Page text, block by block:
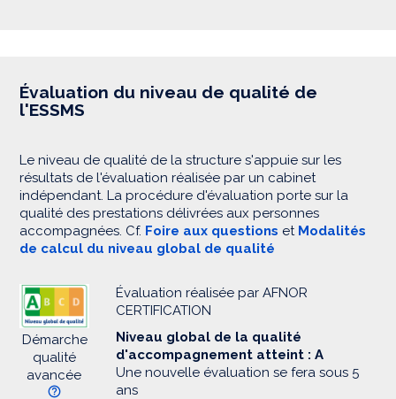
Évaluation du niveau de qualité de
l'ESSMS
Le niveau de qualité de la structure s'appuie sur les
résultats de l'évaluation réalisée par un cabinet
indépendant. La procédure d'évaluation porte sur la
qualité des prestations délivrées aux personnes
accompagnées. Cf. Foire aux questions et Modalités
de calcul du niveau global de qualité
Démarche
qualité
avancée
Évaluation réalisée par AFNOR
CERTIFICATION
Niveau global de la qualité
d'accompagnement atteint : A
Une nouvelle évaluation se fera sous 5
ans